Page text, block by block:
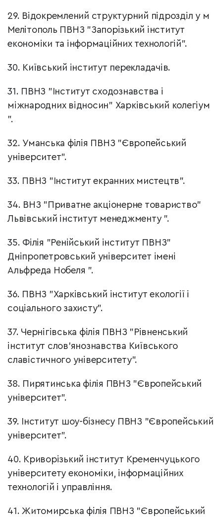
29. Відокремлений структурний підрозділ у м
Мелітополь ПВНЗ "Запорізький інститут
економіки та інформаційних технологій".
30. Київський інститут перекладачів.
31. ПВНЗ "Інститут сходознавства і
міжнародних відносин" Харківський колегіум
".
32. Уманська філія ПВНЗ "Європейський
університет".
33. ПВНЗ "Інститут екранних мистецтв".
34. ВНЗ "Приватне акціонерне товариство"
Львівський інститут менеджменту ".
35. Філія "Ренійський інститут ПВНЗ"
Дніпропетровський університет імені
Альфреда Нобеля ".
36. ПВНЗ "Харківський інститут екології і
соціального захисту".
37. Чернігівська філія ПВНЗ "Рівненський
інститут слов'янознавства Київського
славістичного університету".
38. Пирятинська філія ПВНЗ "Європейський
університет".
39. Інститут шоу-бізнесу ПВНЗ "Європейський
університет".
40. Криворізький інститут Кременчуцького
університету економіки, інформаційних
технологій і управління.
41. Житомирська філія ПВНЗ "Європейський